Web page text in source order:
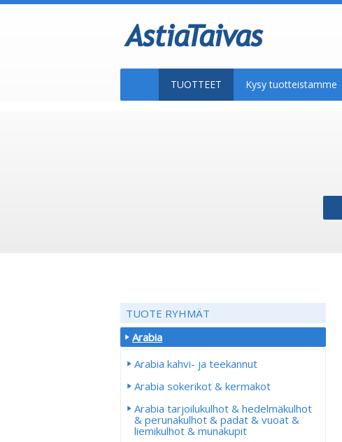
TUOTTEET Kysy tuotteistamme
TUOTE RYHMÄT
Arabia
Arabia kahvi- ja teekannut
Arabia sokerikot & kermakot
Arabia tarjoilukulhot & hedelmäkulhot
& perunakulhot & padat & vuoat &
liemikulhot & munakupit